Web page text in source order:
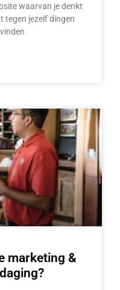
waarvan je denkt
tegen jezelf dingen
marketing &